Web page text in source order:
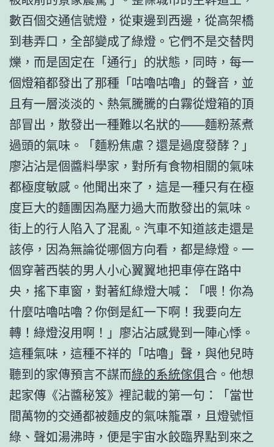
數百個交通信號燈，從東邊到西邊，從高架橋
到巷弄口，全部變成了綠燈。它們不是交替閃
爍，而是固定在「通行」的狀態，同時，每一
個燈箱都發出了那種「咕嚕咕嚕」的聲音，並
且有一層淡淡的、熱氣騰騰的白霧從燈箱的頂
部冒出，散發出一種難以名狀的——麵粉蒸煮
過頭的氣味。「麵粉焦慮？還是過度發酵？」
廖沾沾是個醬料學家，對所有食物相關的氣味
都極度敏感。他聞出來了，這是一種只有在極
度巨大的麵團因為壓力過大而散發出的氣味。
街上的行人陷入了混亂。汽車不知道該走還是
該停，因為無論從哪個方向看，都是綠燈。一
個穿著西裝的男人小心翼翼地把車停在路中
央，搖下車窗，對著紅綠燈大喊：「喂！你為
什麼咕嚕咕嚕？你倒是紅一下啊！我要向左
轉！綠燈沒用啊！」廖沾沾感覺到一陣心悸。
這種氣味，這種不祥的「咕嚕」聲，與他兒時
聽到的家傳預言不謀而綠的系統傢俱合。他想
起家傳《沾醬秘笈》裡記載的第一句：「當世
間萬物的交通都被麵皮的氣味籠罩，且燈號恒
綠、聲如湯沸時，便是宇宙水餃臨界點到來之